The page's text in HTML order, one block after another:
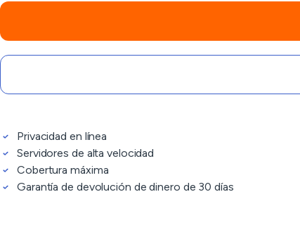
Privacidad en línea
Servidores de alta velocidad
Cobertura máxima
Garantía de devolución de dinero de 30 días